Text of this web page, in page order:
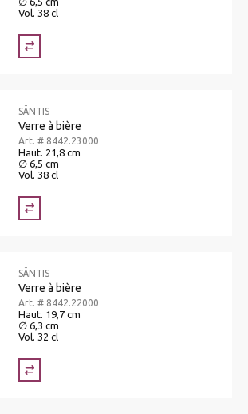
Vol. 38 cl
SÄNTIS
Verre à bière
Art. # 8442.23000
Haut. 21,8 cm
∅ 6,5 cm
Vol. 38 cl
SÄNTIS
Verre à bière
Art. # 8442.22000
Haut. 19,7 cm
∅ 6,3 cm
Vol. 32 cl